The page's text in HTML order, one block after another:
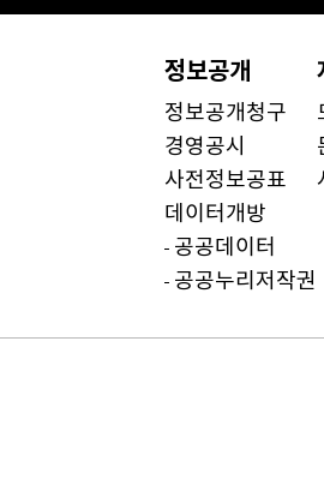
정보공개
정보공개청구
경영공시
사전정보공표
데이터개방
공공데이터
공공누리저작권